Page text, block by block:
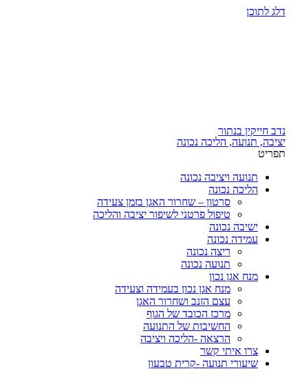
דלג לתוכן
נדב חייקין בנתור
יציבה, תנועה, הליכה נכונה
תפריט
תנועה ויציבה נכונה
הליכה נכונה
סרטון – שחרור האגן בזמן צעידה
טיפול פרטני לשיפור יציבה והליכה
ישיבה נכונה
עמידה נכונה
ריצה נכונה
תנועה נכונה
מנח אגן נכון
מנח אגן נכון בעמידה וצעידה
עצם הזנב ושחרור האגן
מרכז הכובד של הגוף
החשיבות של התנועה
הרצאה -הליכה ויציבה
צרו איתי קשר
שיעורי תנועה -קרית טבעון